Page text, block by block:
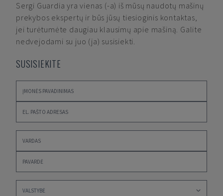
Sergi Guardia yra vienas (-a) iš mūsų naudotų mašinų
prekybos ekspertų ir būs jūsų tiesioginis kontaktas,
jei turėtumėte daugiau klausimų apie mašiną. Galite
nedvejodami su juo (ja) susisiekti.
SUSISIEKITE